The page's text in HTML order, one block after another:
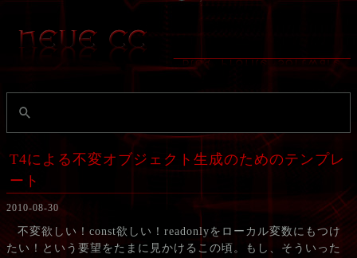
T4による不変オブジェクト生成のためのテンプレ
ート
2010-08-30
不変欲しい！const欲しい！readonlyをローカル変数にもつけ
たい！という要望をたまに見かけるこの頃。もし、そういった